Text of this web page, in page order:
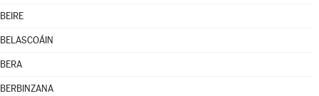
BEIRE
BELASCOÁIN
BERA
BERBINZANA